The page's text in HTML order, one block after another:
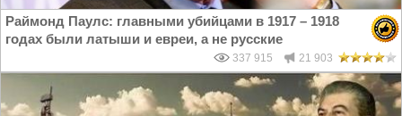
Раймонд Паулс: главными убийцами в 1917 – 1918
годах были латыши и евреи, а не русские
337 915 21 903